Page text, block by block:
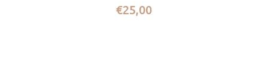
€25,00